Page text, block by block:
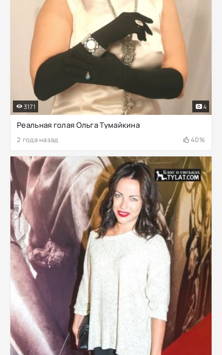
Реальная голая Ольга Тумайкина
2 года назад 40%
3171 4